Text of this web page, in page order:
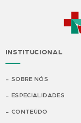
INSTITUCIONAL
SOBRE NÓS
ESPECIALIDADES
CONTEÚDO